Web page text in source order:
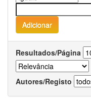
Resultados/Página
Autores/Registo